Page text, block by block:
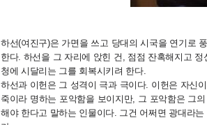
하선(여진구)은 가면을 쓰고 당대의 시국을 연기로
한다. 하선을 그 자리에 앉힌 건, 점점 잔혹해지고
청에 시달리는 그를 회복시키려 한다.
하선과 이헌은 그 성격이 극과 극이다. 이헌은 자신
죽이라 명하는 포악함을 보이지만, 그 포악함은 그
해야 한다고 말하는 인물이다. 그건 어쩌면 광대라